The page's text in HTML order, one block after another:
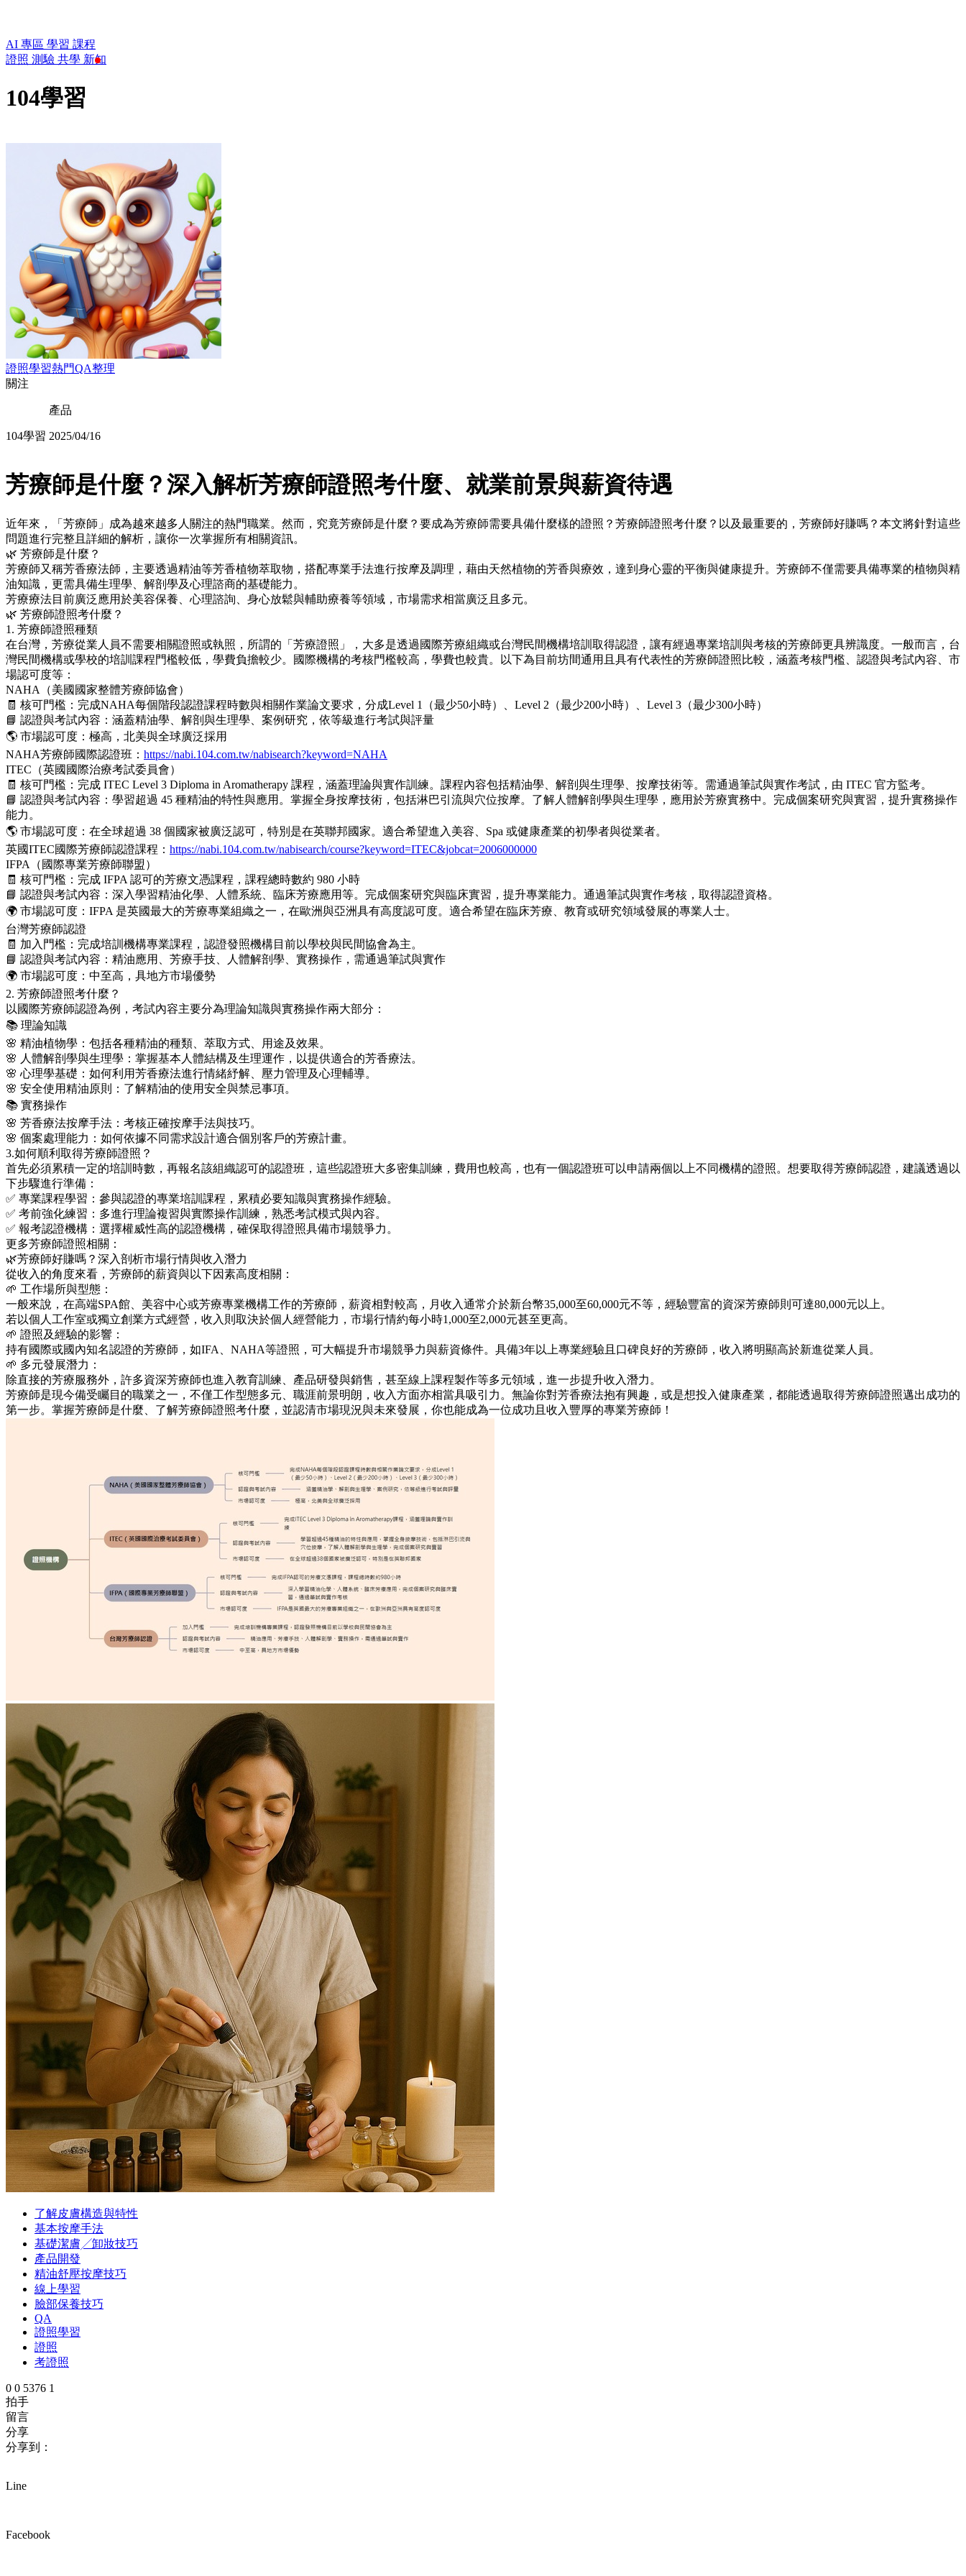
AI 專區 學習 課程
證照 測驗 共學 新知
104學習
證照學習熱門QA整理
關注
104學習
產品
2025/04/16
芳療師是什麼？深入解析芳療師證照考什麼、就業前景與薪資待遇
近年來，「芳療師」成為越來越多人關注的熱門職業。然而，究竟芳療師是什麼？要成為芳療師需要具備什麼樣的證照？芳療師證照考什麼？以及最重要的，芳療師好賺嗎？本文將針對這些
問題進行完整且詳細的解析，讓你一次掌握所有相關資訊。
🌿 芳療師是什麼？
芳療師又稱芳香療法師，主要透過精油等芳香植物萃取物，搭配專業手法進行按摩及調理，藉由天然植物的芳香與療效，達到身心靈的平衡與健康提升。芳療師不僅需要具備專業的植物與精
油知識，更需具備生理學、解剖學及心理諮商的基礎能力。
芳療療法目前廣泛應用於美容保養、心理諮詢、身心放鬆與輔助療養等領域，市場需求相當廣泛且多元。
🌿 芳療師證照考什麼？
1. 芳療師證照種類
在台灣，芳療從業人員不需要相關證照或執照，所謂的「芳療證照」，大多是透過國際芳療組織或台灣民間機構培訓取得認證，讓有經過專業培訓與考核的芳療師更具辨識度。一般而言，台
灣民間機構或學校的培訓課程門檻較低，學費負擔較少。國際機構的考核門檻較高，學費也較貴。以下為目前坊間通用且具有代表性的芳療師證照比較，涵蓋考核門檻、認證與考試內容、市
場認可度等：
NAHA（美國國家整體芳療師協會）
🧾 核可門檻：完成NAHA每個階段認證課程時數與相關作業論文要求，分成Level 1（最少50小時）、Level 2（最少200小時）、Level 3（最少300小時）
📘 認證與考試內容：涵蓋精油學、解剖與生理學、案例研究，依等級進行考試與評量
🌎 市場認可度：極高，北美與全球廣泛採用
NAHA芳療師國際認證班： https://nabi.104.com.tw/nabisearch?keyword=NAHA
ITEC（英國國際治療考試委員會）
🧾 核可門檻：完成 ITEC Level 3 Diploma in Aromatherapy 課程，涵蓋理論與實作訓練。課程內容包括精油學、解剖與生理學、按摩技術等。需通過筆試與實作考試，由 ITEC 官方監考。
📘 認證與考試內容：學習超過 45 種精油的特性與應用。掌握全身按摩技術，包括淋巴引流與穴位按摩。了解人體解剖學與生理學，應用於芳療實務中。完成個案研究與實習，提升實務操作
能力。
🌎 市場認可度：在全球超過 38 個國家被廣泛認可，特別是在英聯邦國家。適合希望進入美容、Spa 或健康產業的初學者與從業者。
英國ITEC國際芳療師認證課程： https://nabi.104.com.tw/nabisearch/course?keyword=ITEC&jobcat=2006000000
IFPA（國際專業芳療師聯盟）
🧾 核可門檻：完成 IFPA 認可的芳療文憑課程，課程總時數約 980 小時
📘 認證與考試內容：深入學習精油化學、人體系統、臨床芳療應用等。完成個案研究與臨床實習，提升專業能力。通過筆試與實作考核，取得認證資格。
🌍 市場認可度：IFPA 是英國最大的芳療專業組織之一，在歐洲與亞洲具有高度認可度。適合希望在臨床芳療、教育或研究領域發展的專業人士。
台灣芳療師認證
🧾 加入門檻：完成培訓機構專業課程，認證發照機構目前以學校與民間協會為主。
📘 認證與考試內容：精油應用、芳療手技、人體解剖學、實務操作，需通過筆試與實作
🌍 市場認可度：中至高，具地方市場優勢
2. 芳療師證照考什麼？
以國際芳療師認證為例，考試內容主要分為理論知識與實務操作兩大部分：
📚 理論知識
🌸 精油植物學：包括各種精油的種類、萃取方式、用途及效果。
🌸 人體解剖學與生理學：掌握基本人體結構及生理運作，以提供適合的芳香療法。
🌸 心理學基礎：如何利用芳香療法進行情緒紓解、壓力管理及心理輔導。
🌸 安全使用精油原則：了解精油的使用安全與禁忌事項。
📚 實務操作
🌸 芳香療法按摩手法：考核正確按摩手法與技巧。
🌸 個案處理能力：如何依據不同需求設計適合個別客戶的芳療計畫。
3.如何順利取得芳療師證照？
首先必須累積一定的培訓時數，再報名該組織認可的認證班，這些認證班大多密集訓練，費用也較高，也有一個認證班可以申請兩個以上不同機構的證照。想要取得芳療師認證，建議透過以
下步驟進行準備：
✅ 專業課程學習：參與認證的專業培訓課程，累積必要知識與實務操作經驗。
✅ 考前強化練習：多進行理論複習與實際操作訓練，熟悉考試模式與內容。
✅ 報考認證機構：選擇權威性高的認證機構，確保取得證照具備市場競爭力。
更多芳療師證照相關：
🌿芳療師好賺嗎？深入剖析市場行情與收入潛力
從收入的角度來看，芳療師的薪資與以下因素高度相關：
🌱 工作場所與型態：
一般來說，在高端SPA館、美容中心或芳療專業機構工作的芳療師，薪資相對較高，月收入通常介於新台幣35,000至60,000元不等，經驗豐富的資深芳療師則可達80,000元以上。
若以個人工作室或獨立創業方式經營，收入則取決於個人經營能力，市場行情約每小時1,000至2,000元甚至更高。
🌱 證照及經驗的影響：
持有國際或國內知名認證的芳療師，如IFA、NAHA等證照，可大幅提升市場競爭力與薪資條件。具備3年以上專業經驗且口碑良好的芳療師，收入將明顯高於新進從業人員。
🌱 多元發展潛力：
除直接的芳療服務外，許多資深芳療師也進入教育訓練、產品研發與銷售，甚至線上課程製作等多元領域，進一步提升收入潛力。
芳療師是現今備受矚目的職業之一，不僅工作型態多元、職涯前景明朗，收入方面亦相當具吸引力。無論你對芳香療法抱有興趣，或是想投入健康產業，都能透過取得芳療師證照邁出成功的
第一步。掌握芳療師是什麼、了解芳療師證照考什麼，並認清市場現況與未來發展，你也能成為一位成功且收入豐厚的專業芳療師！
了解皮膚構造與特性
基本按摩手法
基礎潔膚╱卸妝技巧
產品開發
精油舒壓按摩技巧
線上學習
臉部保養技巧
QA
證照學習
證照
考證照
0 0 5376 1
拍手
留言
分享
分享到：
Line
Facebook